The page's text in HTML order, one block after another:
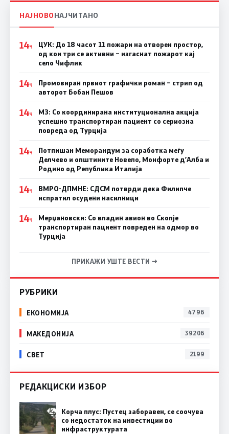
НАЈНОВОНАЈЧИТАНО
14Ч
ЦУК: До 18 часот 11 пожари на отворен простор,
од кои три се активни – изгаснат пожарот кај
село Чифлик
14Ч
Промовиран првиот графички роман – стрип од
авторот Бобан Пешов
14Ч
МЗ: Со координирана институционална акција
успешно транспортиран пациент со сериозна
повреда од Турција
14Ч
Потпишан Меморандум за соработка меѓу
Делчево и општините Новело, Монфорте д’Алба и
Родино од Република Италија
14Ч
ВМРО-ДПМНЕ: СДСM потврди дека Филипче
испратил осудени насилници
14Ч
Мерџановски: Со владин авион во Скопје
транспортиран пациент повреден на одмор во
Турција
ПРИКАЖИ УШТЕ ВЕСТИ →
РУБРИКИ
ЕКОНОМИЈА 4796
МАКЕДОНИЈА 39206
СВЕТ 2199
РЕДАКЦИСКИ ИЗБОР
Корча плус: Пустец заборавен, се соочува
со недостаток на инвестиции во
инфраструктурата